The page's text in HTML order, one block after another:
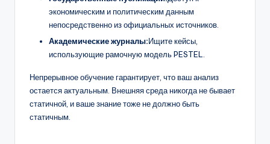
экономическим и политическим данным
непосредственно из официальных источников.
Академические журналы:Ищите кейсы,
использующие рамочную модель PESTEL.
Непрерывное обучение гарантирует, что ваш анализ
остается актуальным. Внешняя среда никогда не бывает
статичной, и ваше знание тоже не должно быть
статичным.